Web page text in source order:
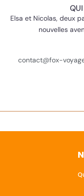
Elsa et Nicolas, deux
nouvelles
contact@fox-